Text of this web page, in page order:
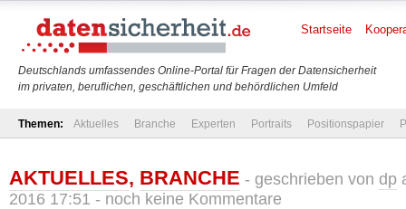
Deutschlands umfassendes Online-Portal für Fragen der Datensicherheit
im privaten, beruflichen, geschäftlichen und behördlichen Umfeld
Startseite
Themen: Aktuelles Branche Experten Portraits Positionspapier
AKTUELLES, BRANCHE - geschrieben von dp
2016 17:51 - noch keine Kommentare